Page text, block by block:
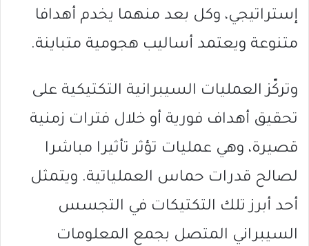
إستراتيجي، وكل بعد منهما يخدم أهدافا
متنوعة ويعتمد أساليب هجومية متباينة.
وتركّز العمليات السيبرانية التكتيكية على
تحقيق أهداف فورية أو خلال فترات زمنية
قصيرة، وهي عمليات تؤثر تأثيرا مباشرا
لصالح قدرات حماس العملياتية. ويتمثل
أحد أبرز تلك التكتيكات في التجسس
السيبراني المتصل بجمع المعلومات